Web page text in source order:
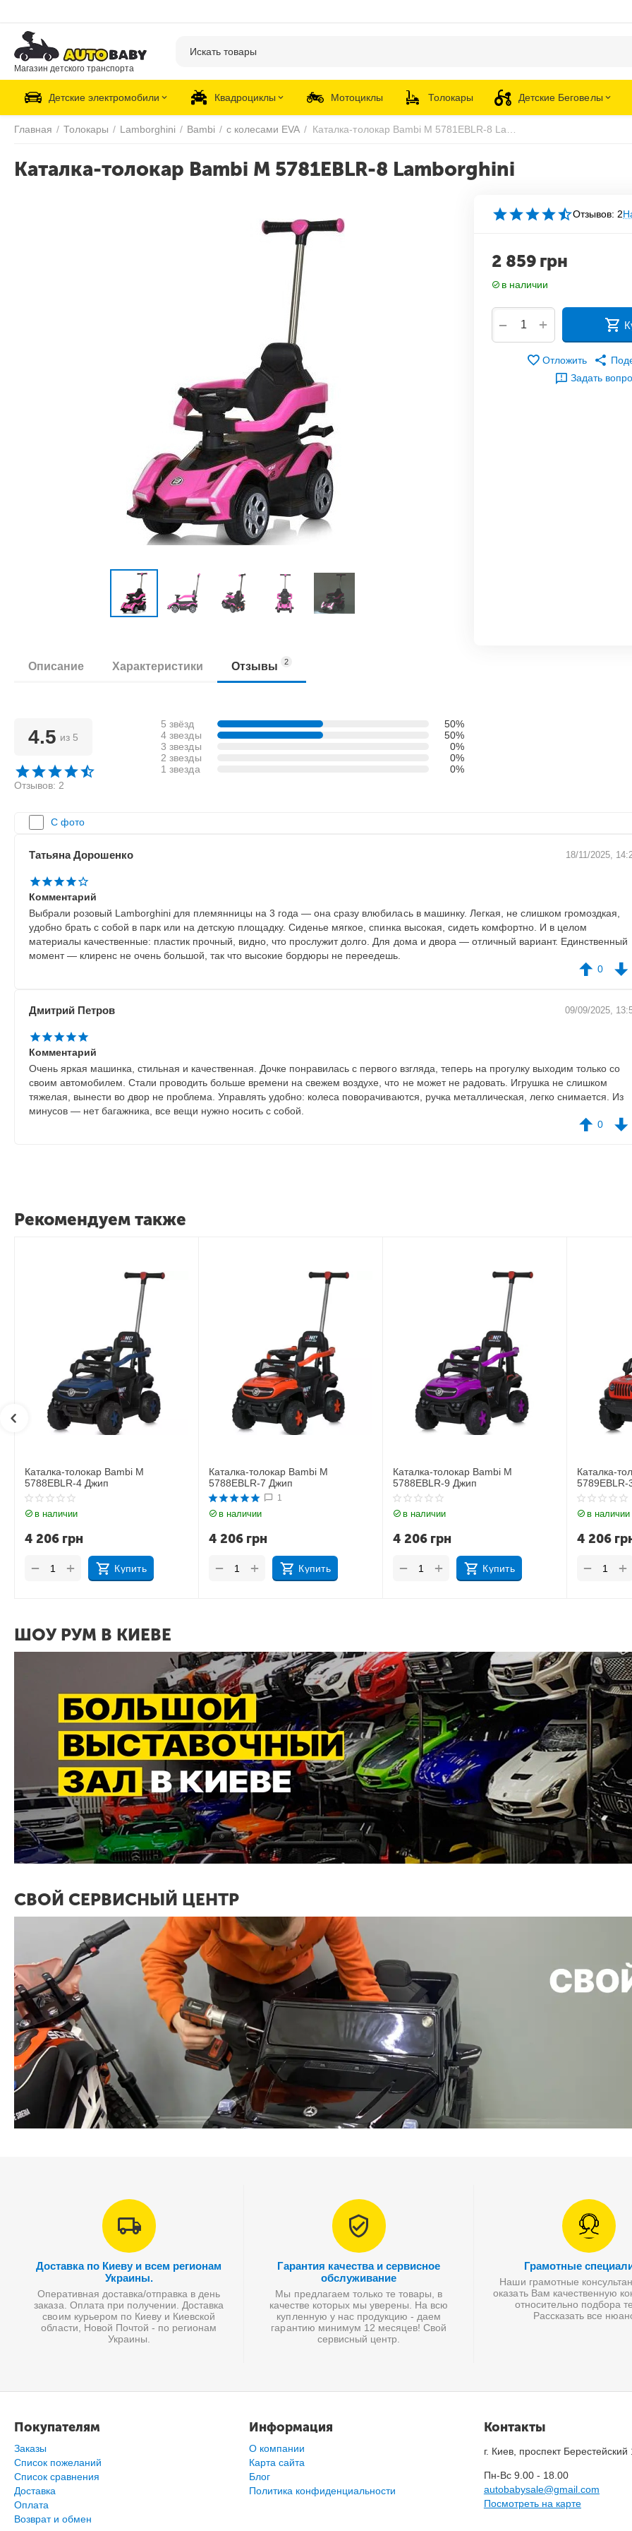
Магазин детского транспорта
Детские электромобили Квадроциклы Мотоциклы Толокары Детские Беговелы
Главная / Толокары / Lamborghini / Bambi / с колесами EVA /
Каталка-толокар Bambi M 5781EBLR-8 Lamborghini
Отзывов: 2
2 859 грн
в наличии
+
−
Отложить
Задать
Описание Характеристики Отзывы 2
4.5 из 5
Отзывов: 2
5 звёзд
50%
4 звезды
50%
3 звезды
0%
2 звезды
0%
1 звезда
0%
С фото
Татьяна Дорошенко 18/11/2025,
Комментарий
Выбрали розовый Lamborghini для племянницы на 3 года — она сразу влюбилась в машинку. Легкая, не слишком громоздкая,
удобно брать с собой в парк или на детскую площадку. Сиденье мягкое, спинка высокая, сидеть комфортно. И в целом
материалы качественные: пластик прочный, видно, что прослужит долго. Для дома и двора — отличный вариант. Единственный
момент — клиренс не очень большой, так что высокие бордюры не переедешь.
0
Дмитрий Петров 09/09/2025,
Комментарий
Очень яркая машинка, стильная и качественная. Дочке понравилась с первого взгляда, теперь на прогулку выходим только со
своим автомобилем. Стали проводить больше времени на свежем воздухе, что не может не радовать. Игрушка не слишком
тяжелая, вынести во двор не проблема. Управлять удобно: колеса поворачиваются, ручка металлическая, легко снимается. Из
минусов — нет багажника, все вещи нужно носить с собой.
0
Рекомендуем также
Каталка-толокар Bambi M
5788EBLR-7 Джип
в наличии
4 206 грн
Купить
+
−
Каталка-толокар Bambi M
5788EBLR-9 Джип
в наличии
4 206 грн
Купить
+
−
Каталка-толокар Bambi M
5789EBLR-3
в наличии
4 206 грн
Купить
+
−
Каталка-
5789EBLR-
в наличии
4 206
+
−
ШОУ РУМ В КИЕВЕ
СВОЙ СЕРВИСНЫЙ ЦЕНТР
Доставка по Киеву и всем регионам
Украины.
Оперативная доставка/отправка в день
заказа. Оплата при получении. Доставка
своим курьером по Киеву и Киевской
области, Новой Почтой - по регионам
Украины.
Гарантия качества и сервисное
обслуживание
Мы предлагаем только те товары, в
качестве которых мы уверены. На всю
купленную у нас продукцию - даем
гарантию минимум 12 месяцев! Свой
сервисный центр.
Грамотные
Наши грамотные
оказать Вам качественную
относительно подбора
Рассказать все
Покупателям
Заказы
Список пожеланий
Cписок сравнения
Доставка
Оплата
Возврат и обмен
Информация
О компании
Карта сайта
Блог
Политика конфиденциальности
Контакты
г. Киев, проспект Берестейский
Пн-Вс 9.00 - 18.00
autobabysale@gmail.com
Посмотреть на карте